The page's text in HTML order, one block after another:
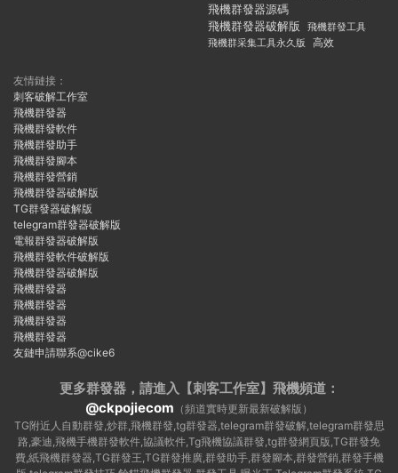
飛機群發器源碼
飛機群發器破解版
飛機群發工具
飛機群采集工具永久版
高效
友情鏈接：
刺客破解工作室
飛機群發器
飛機群發軟件
飛機群發助手
飛機群發腳本
飛機群發營銷
飛機群發器破解版
TG群發器破解版
telegram群發器破解版
電報群發器破解版
飛機群發軟件破解版
飛機群發器破解版
飛機群發器
飛機群發器
飛機群發器
飛機群發器
友鏈申請聯系@cike6
更多群發器，請進入【刺客工作室】 飛機頻道：
@ckpojiecom （頻道實時更新最新破解版）
TG附近人自動群發,炒群,飛機群發,tg群發器,telegram群發破解,telegram群發思
路,豪迪,飛機手機群發軟件,協議軟件,Tg飛機協議群發,tg群發網頁版,TG群發免
費,紙飛機群發器,TG群發王,TG群發推廣,群發助手,群發腳本,群發營銷,群發手機